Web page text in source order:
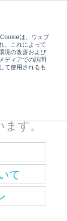
は、ウェブ
、これによって
境の改善および
ディアでの訪問
て使用されるも
シー
報保護
注意頂
す。
て